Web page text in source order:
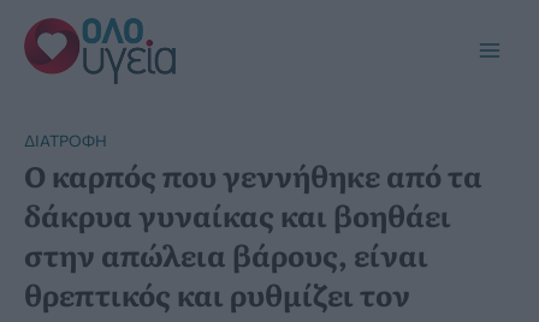
Μετάβαση
στο
περιεχόμενο
ΔΙΑΤΡΟΦΉ
Ο καρπός που γεννήθηκε από τα
δάκρυα γυναίκας και βοηθάει
στην απώλεια βάρους, είναι
θρεπτικός και ρυθμίζει τον